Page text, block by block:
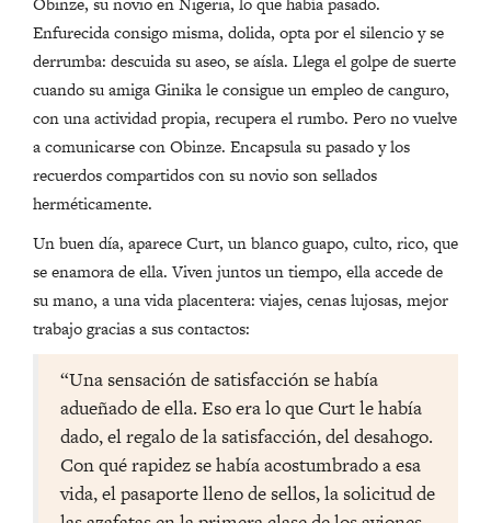
Enfurecida consigo misma, dolida, opta por el silencio y se
derrumba: descuida su aseo, se aísla. Llega el golpe de suerte
cuando su amiga Ginika le consigue un empleo de canguro,
con una actividad propia, recupera el rumbo. Pero no vuelve
a comunicarse con Obinze. Encapsula su pasado y los
recuerdos compartidos con su novio son sellados
herméticamente.
Un buen día, aparece Curt, un blanco guapo, culto, rico, que
se enamora de ella. Viven juntos un tiempo, ella accede de
su mano, a una vida placentera: viajes, cenas lujosas, mejor
trabajo gracias a sus contactos:
“Una sensación de satisfacción se había
adueñado de ella. Eso era lo que Curt le había
dado, el regalo de la satisfacción, del desahogo.
Con qué rapidez se había acostumbrado a esa
vida, el pasaporte lleno de sellos, la solicitud de